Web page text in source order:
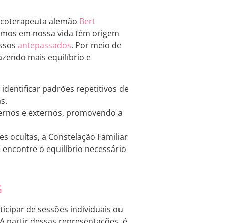
alemão Bert
em nossa vida têm origem
antepassados. Por meio de
mais equilíbrio e
identificar padrões repetitivos de
e externos, promovendo a
ocultas, a Constelação Familiar
o equilíbrio necessário
de sessões individuais ou